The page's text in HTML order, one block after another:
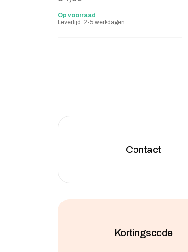
Op voorraad
Levertijd: 2-5 werkdagen
Contact
Kortingscode